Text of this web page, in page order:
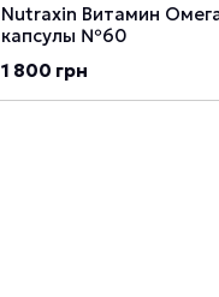
Nutraxin Витамин
капсулы №60
1 800 грн